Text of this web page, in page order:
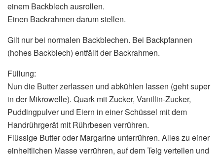
einem Backblech ausrollen.
Einen Backrahmen darum stellen.
Gilt nur bei normalen Backblechen. Bei Backpfannen
(hohes Backblech) entfällt der Backrahmen.
Füllung:
Nun die Butter zerlassen und abkühlen lassen (geht super
in der Mikrowelle). Quark mit Zucker, Vanillin-Zucker,
Puddingpulver und Eiern in einer Schüssel mit dem
Handrührgerät mit Rührbesen verrühren.
Flüssige Butter oder Margarine unterrühren. Alles zu einer
einheitlichen Masse verrühren, auf dem Teig verteilen und